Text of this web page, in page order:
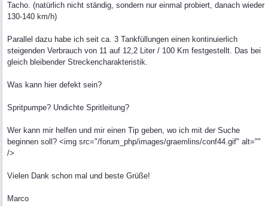
Tacho. (natürlich nicht ständig, sondern nur einmal probiert, danach wieder
130-140 km/h)
Parallel dazu habe ich seit ca. 3 Tankfüllungen einen kontinuierlich
steigenden Verbrauch von 11 auf 12,2 Liter / 100 Km festgestellt. Das bei
gleich bleibender Streckencharakteristik.
Was kann hier defekt sein?
Spritpumpe? Undichte Spritleitung?
Wer kann mir helfen und mir einen Tip geben, wo ich mit der Suche
beginnen soll? <img src="/forum_php/images/graemlins/conf44.gif" alt=""
/>
Vielen Dank schon mal und beste Grüße!
Marco